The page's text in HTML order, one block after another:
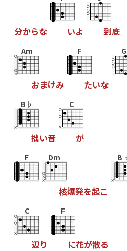
分からな いよ 到底
Am
おまけみ
F
たいな
G
B♭
拙い音
C
が
F Dm
核爆発を起こ
C
辺り
F
に花が散る